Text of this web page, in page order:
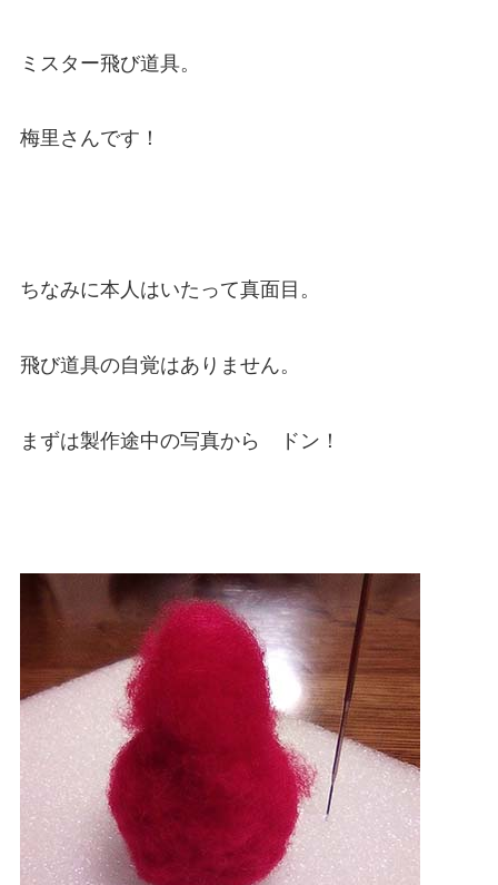
ミスター飛び道具。
梅里さんです！
ちなみに本人はいたって真面目。
飛び道具の自覚はありません。
まずは製作途中の写真から ドン！